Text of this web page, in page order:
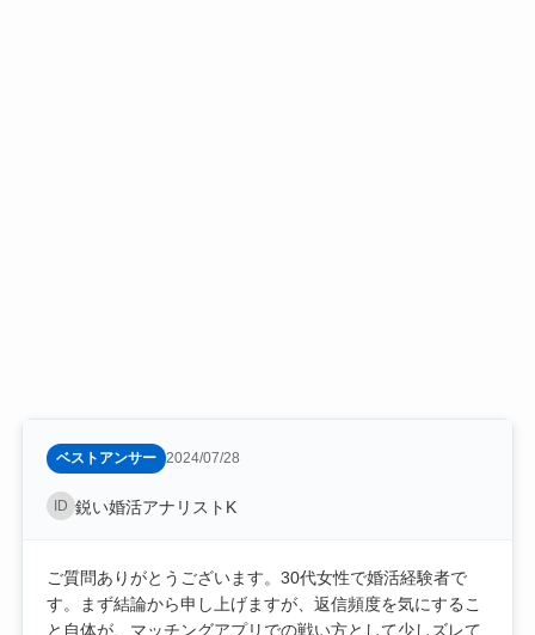
ベストアンサー 2024/07/28
ID 鋭い婚活アナリストK
ご質問ありがとうございます。30代女性で婚活経験者で
す。まず結論から申し上げますが、返信頻度を気にするこ
と自体が、マッチングアプリでの戦い方として少しズレて